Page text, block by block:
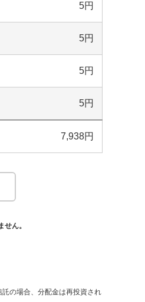
5円
5円
5円
5円
7,938円
ん。
の場合、分配金は再投資され